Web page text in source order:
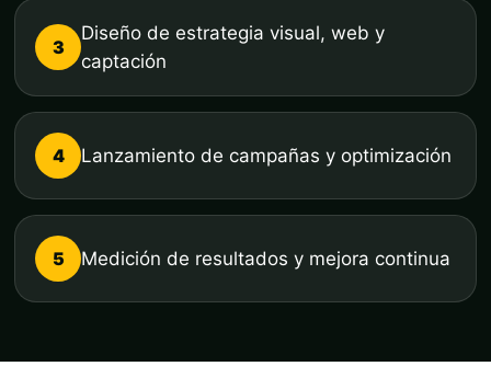
3
Diseño de estrategia visual, web y
captación
4 Lanzamiento de campañas y optimización
5 Medición de resultados y mejora continua